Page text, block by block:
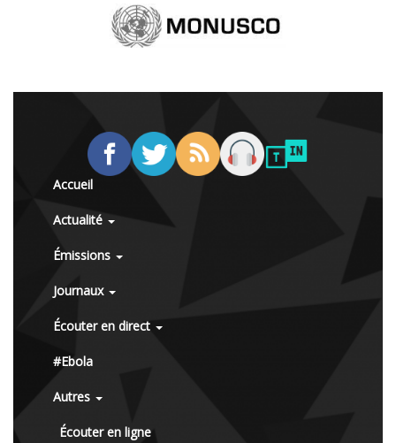
Accueil
Actualité
Émissions
Journaux
Écouter en direct
#Ebola
Autres
Écouter en ligne